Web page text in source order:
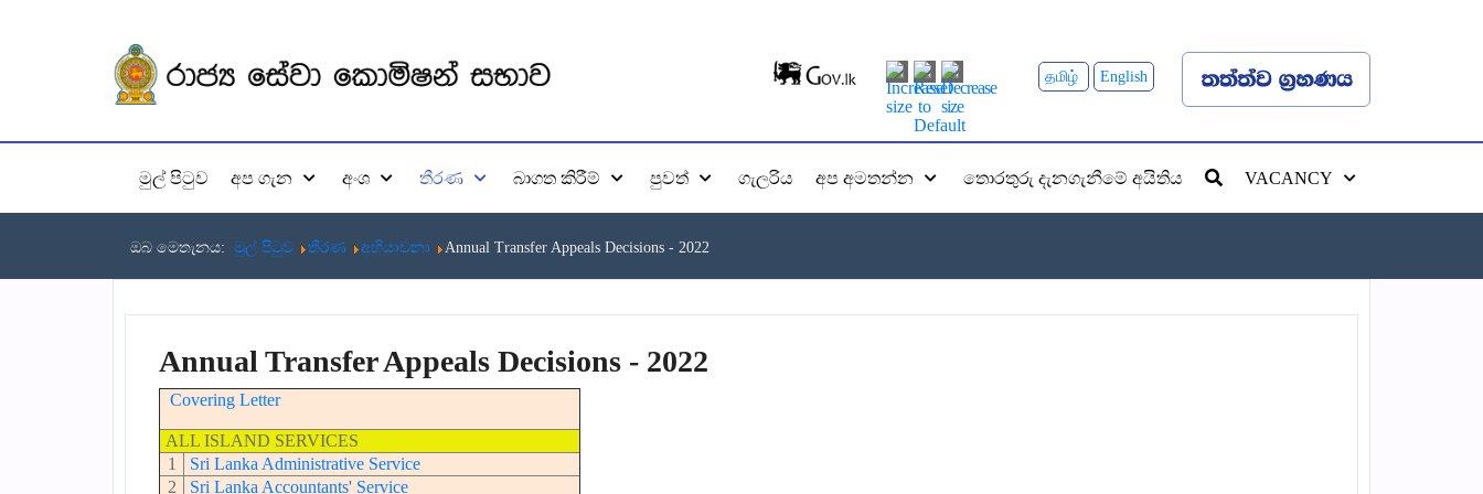
தமிழ் English
මුල් පිටුව අප ගැන අංශ තීරණ බාගත කිරීම් පුවත් ගැලරිය අප අමතන්න තොරතුරු දැනගැනීමේ අයිතිය VACANCY
ඔබ මෙතැනය: මුල් පිටුව තීරණ අභියාචනා Annual Transfer Appeals Decisions - 2022
Annual Transfer Appeals Decisions - 2022
Covering Letter
ALL ISLAND SERVICES
1
Sri Lanka Administrative Service
2
Sri Lanka Accountants' Service